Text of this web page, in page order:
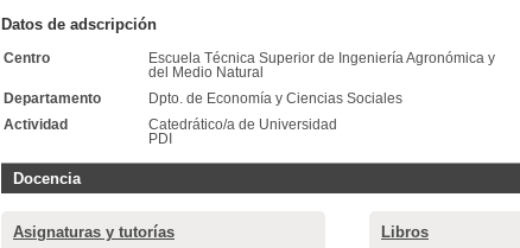
Datos de adscripción
Centro
Escuela Técnica Superior de Ingeniería Agronómica y
del Medio Natural
Departamento
Dpto. de Economía y Ciencias Sociales
Actividad
Catedrático/a de Universidad
PDI
Docencia
Asignaturas y tutorías Libros